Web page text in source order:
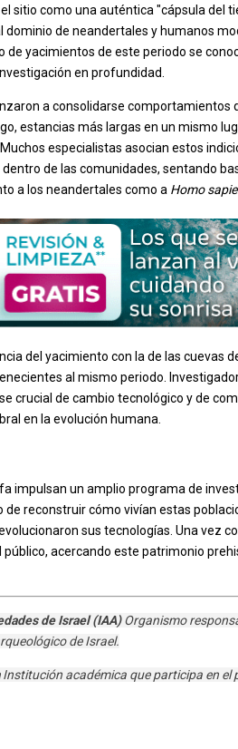
sitio como una auténtica "cápsula del
dominio de neandertales y humanos
de yacimientos de este periodo se
en profundidad.
a consolidarse comportamientos
estancias más largas en un mismo
especialistas asocian estos
de las comunidades, sentando
a los neandertales como a Homo
del yacimiento con la de las cuevas
al mismo periodo.
crucial de cambio tecnológico y de
en la evolución humana.
impulsan un amplio programa de
de reconstruir cómo vivían estas
sus tecnologías. Una vez
público, acercando este patrimonio
de Israel (IAA)Organismo
de Israel.
Institución académica que participa en el